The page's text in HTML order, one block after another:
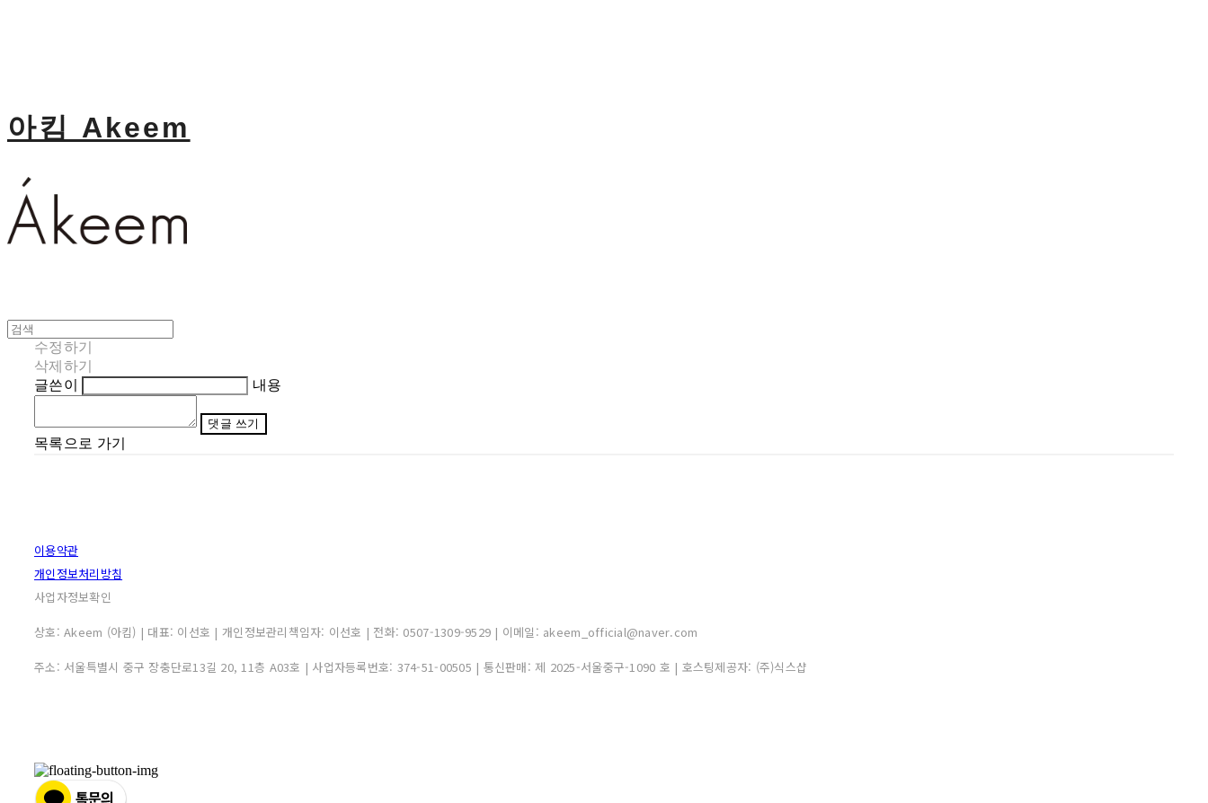
아킴 Akeem
수정하기
삭제하기
글쓴이
내용
댓글 쓰기
목록으로 가기
이용약관
개인정보처리방침
사업자정보확인
상호: Akeem (아킴) | 대표: 이선호 | 개인정보관리책임자: 이선호 | 전화: 0507-1309-9529 | 이메일: akeem_official@naver.com
주소: 서울특별시 중구 장충단로13길 20, 11층 A03호 | 사업자등록번호: 374-51-00505 | 통신판매: 제 2025-서울중구-1090 호 | 호스팅제공자: (주)식스샵